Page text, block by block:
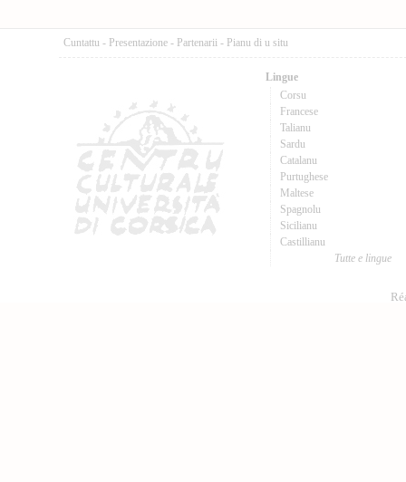
Cuntattu - Presentazione - Partenarii - Pianu di u situ
Lingue
Corsu
Francese
Talianu
Sardu
Catalanu
Purtughese
Maltese
Spagnolu
Sicilianu
Castillianu
Tutte e lingue